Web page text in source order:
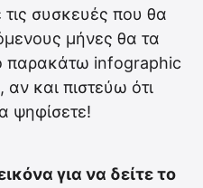
τις συσκευές που θα
μήνες θα τα
παρακάτω infographic
και πιστεύω ότι
ψηφίσετε!
για να δείτε το